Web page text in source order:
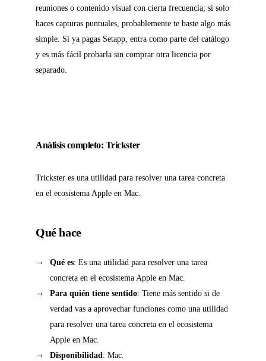
reuniones o contenido visual con cierta frecuencia; si solo
haces capturas puntuales, probablemente te baste algo más
simple. Si ya pagas Setapp, entra como parte del catálogo
y es más fácil probarla sin comprar otra licencia por
separado.
Análisis completo: Trickster
Trickster es una utilidad para resolver una tarea concreta
en el ecosistema Apple en Mac.
Qué hace
Qué es: Es una utilidad para resolver una tarea
concreta en el ecosistema Apple en Mac.
Para quién tiene sentido: Tiene más sentido si de
verdad vas a aprovechar funciones como una utilidad
para resolver una tarea concreta en el ecosistema
Apple en Mac.
Disponibilidad: Mac.